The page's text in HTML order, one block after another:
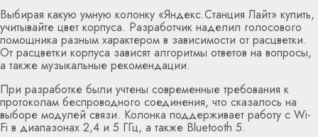
Выбирая какую умную колонку «Яндекс.Станция Лайт» купить,
учитывайте цвет корпуса. Разработчик наделил голосового
помощника разным характером в зависимости от расцветки.
От расцветки корпуса зависят алгоритмы ответов на вопросы,
а также музыкальные рекомендации.
При разработке были учтены современные требования к
протоколам беспроводного соединения, что сказалось на
выборе модулей связи. Колонка поддерживает работу с Wi-
Fi в диапазонах 2,4 и 5 ГГц, а также Bluetooth 5.